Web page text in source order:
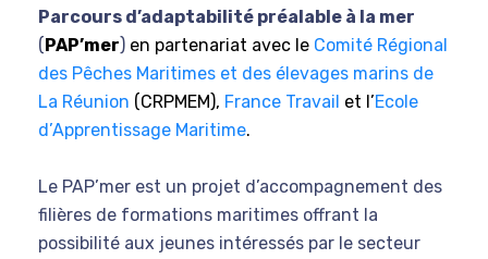
Parcours d’adaptabilité préalable à la mer
(PAP’mer) en partenariat avec le Comité Régional
des Pêches Maritimes et des élevages marins de
La Réunion (CRPMEM), France Travail et l’Ecole
d’Apprentissage Maritime.
Le PAP’mer est un projet d’accompagnement des
filières de formations maritimes offrant la
possibilité aux jeunes intéressés par le secteur